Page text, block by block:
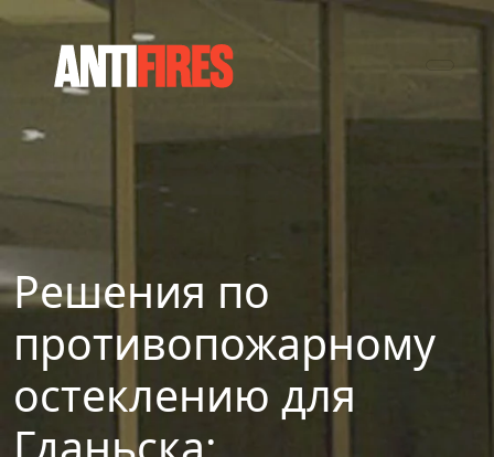
Решения по
противопожарному
остеклению для